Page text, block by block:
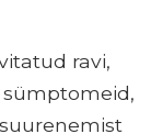
ravi,